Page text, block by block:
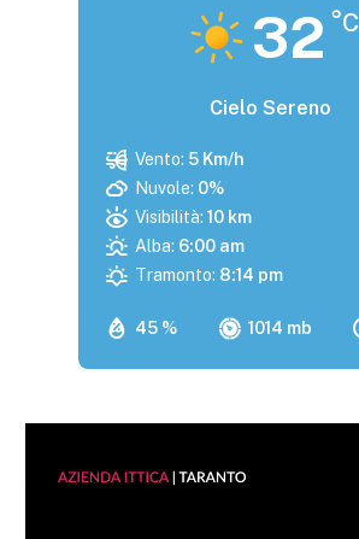
32 °C
Cielo Sereno
45 % 1014 mb
Vento: 5 Km/h
Nuvole: 0%
Visibilità: 10 km
Alba: 6:00 am
Tramonto: 8:14 pm